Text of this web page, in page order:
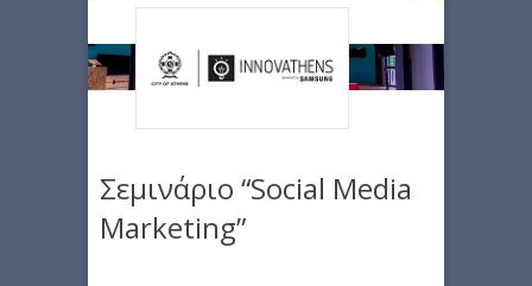
Σεμινάριο “Social Media
Marketing”